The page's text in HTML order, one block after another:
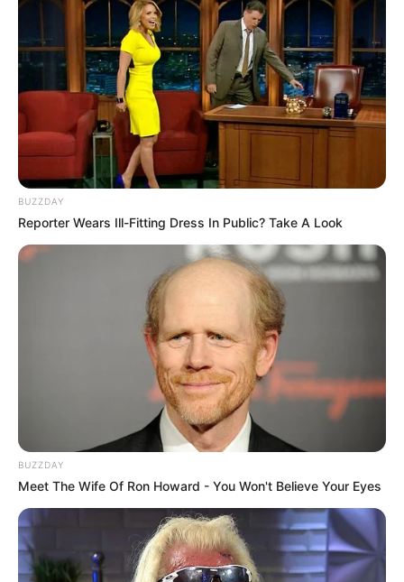
(foto: shape)
10. Untuk melatih pinggul, betis, dan bokong lakukan
squat back to back
seperti ini. Pastikan untuk
melakukannya dengan hati-hati ya
(foto: sunwarrior)
Baca juga:
Badan Aja
Berolahraga bareng pasangan pasti bikin hati senang. Tak hanya
badan yang bugar, tapi juga jiwa yang senang karena bisa nempel
terus dengan pasangan kayak perangko.
BUZZDAY
Reporter Wears Ill-Fitting Dress In Public? Take A Look
BUZZDAY
Meet The Wife Of Ron Howard - You Won't Believe Your Eyes